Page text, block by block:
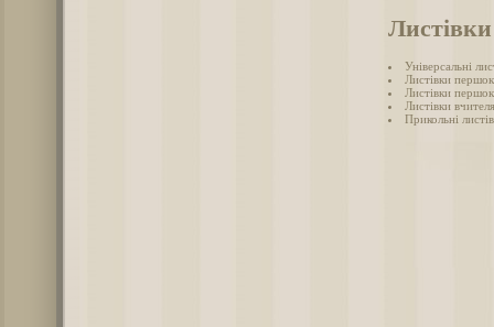
Універсальні
Листівки
Листівки
Листівки
Прикольні